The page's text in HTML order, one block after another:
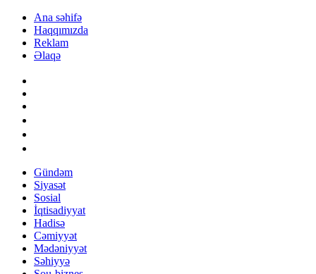
Ana səhifə
Haqqımızda
Reklam
Əlaqə
Gündəm
Siyasət
Sosial
İqtisadiyyat
Hadisə
Cəmiyyət
Mədəniyyət
Səhiyyə